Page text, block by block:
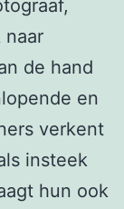
naar
de hand
en
verkent
insteek
hun ook